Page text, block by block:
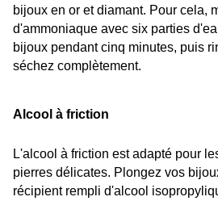
bijoux en or et diamant. Pour cela,
d'ammoniaque avec six parties
bijoux pendant cinq minutes, puis
séchez complètement.
Alcool à friction
L'alcool à friction est adapté pour
pierres délicates. Plongez vos
récipient rempli d'alcool